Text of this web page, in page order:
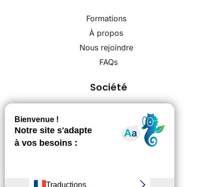
Formations
À propos
Nous rejoindre
FAQs
Société
Politique de confidentialité
Conditions générales de service